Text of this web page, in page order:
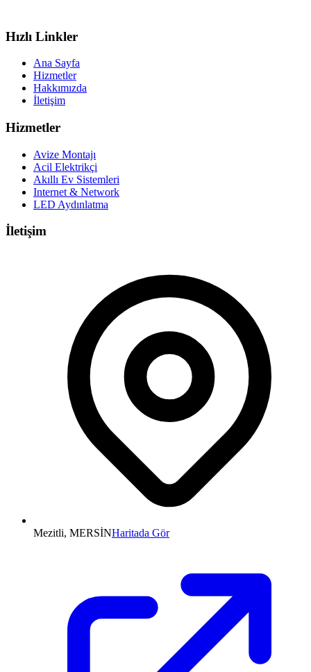
Hızlı Linkler
Ana Sayfa
Hizmetler
Hakkımızda
İletişim
Hizmetler
Avize Montajı
Acil Elektrikçi
Akıllı Ev Sistemleri
Internet & Network
LED Aydınlatma
İletişim
Mezitli, MERSİNHaritada Gör